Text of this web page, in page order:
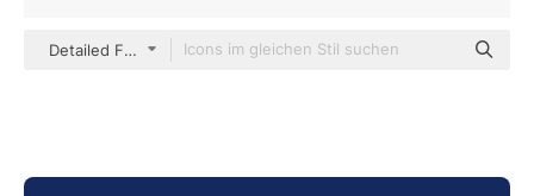
Detailed Flat Circular Flat